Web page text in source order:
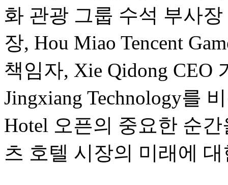
화 관광 그룹 수석 부사장
장, Hou Miao Tencent
책임자, Xie Qidong CEO
Jingxiang Technology를
Hotel 오픈의 중요한 순
츠 호텔 시장의 미래에